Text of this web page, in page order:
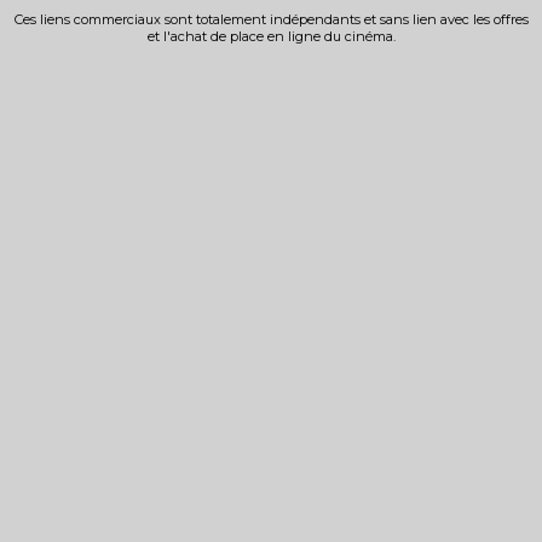
Ces liens commerciaux sont totalement indépendants et sans lien avec les offres
et l'achat de place en ligne du cinéma.